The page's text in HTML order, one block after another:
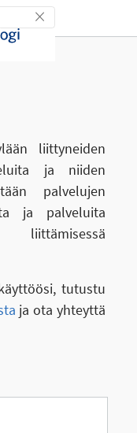
Toggle navigation
liittyneiden
ja niiden
palvelujen
ja palveluita
tutustu
ja ota yhteyttä